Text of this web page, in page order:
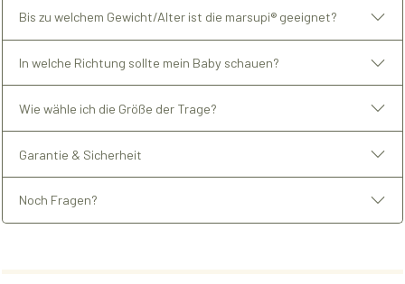
Bis zu welchem Gewicht/Alter ist die marsupi® geeignet?
In welche Richtung sollte mein Baby schauen?
Wie wähle ich die Größe der Trage?
Garantie & Sicherheit
Noch Fragen?